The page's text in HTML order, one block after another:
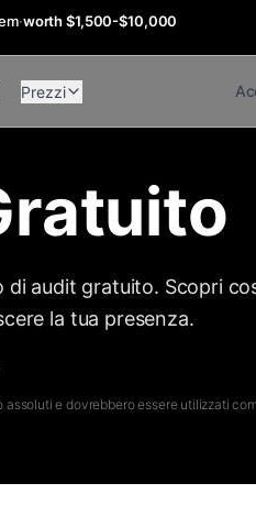
·worth $1,500-$10,000
Prezzi
audit gratuito. Scopri
la tua presenza.
e dovrebbero essere utilizzati